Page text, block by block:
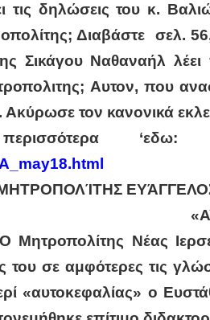
τις δηλώσεις του κ.
Διαβάστε σελ.
Σικάγου Ναθαναήλ
Αυτον, που
Ακύρωσε τον κανονικά
‘εδω:
ΕΥΆΓΓΕΛΟΣ
Νέας
σε αμφότερες τις
«αυτοκεφαλίας» ο